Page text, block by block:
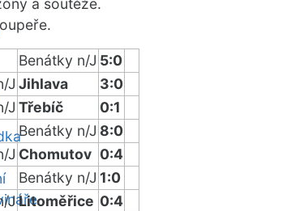
a soutěže.
Benátky n/J 5:0
J Jihlava
3:0
J Třebíč
0:1
Benátky n/J 8:0
J Chomutov 0:4
Benátky n/J 1:0
J Litoměřice 0:4